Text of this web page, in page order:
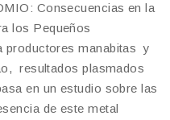
Consecuencias en la
los Pequeños
productores manabitas y
resultados plasmados
en un estudio sobre las
de este metal